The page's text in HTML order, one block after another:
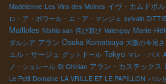
Madeleinne Les Vins des Moines イヴ・カムドボ
ロ・ア・ボワール・エ・ア・マンジェ sylvain
Mailloles Nishio san 侘び寂び Valençay Marie-
ダルシア アラン Osaka Komatsuya 大阪の今尾
エル・サージュ グットドール Tokyo マレ・バス
ノ・シュレール St Chinian アラン・カステックス
Le Petit Domaine LA VRILLE ET LE PAPILLON バル